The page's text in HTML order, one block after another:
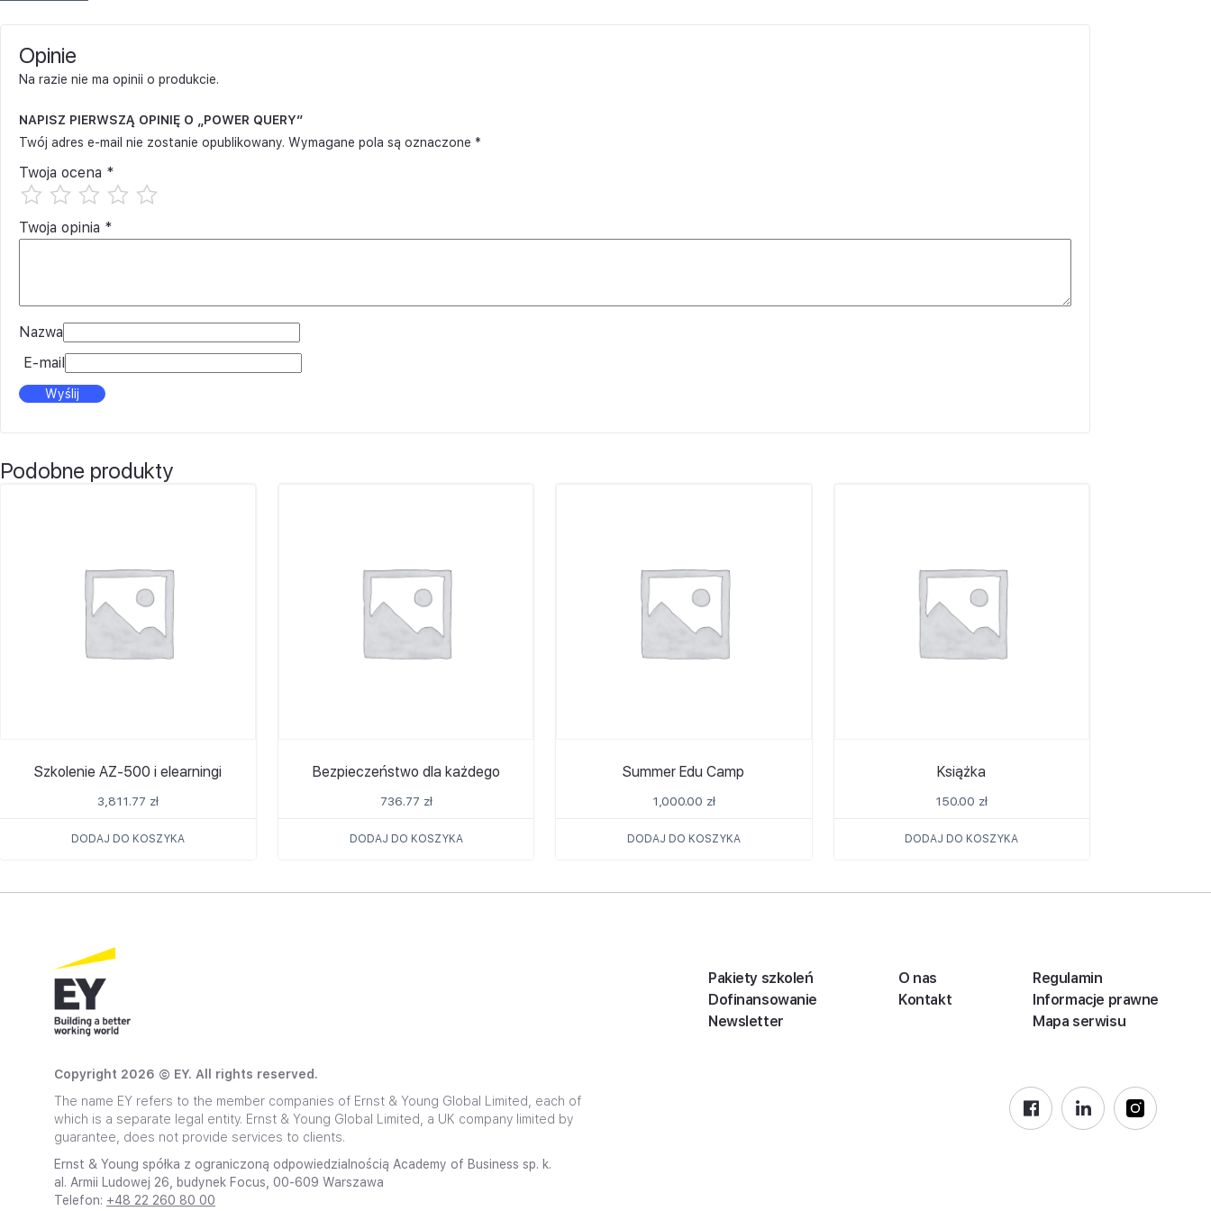
Opinie
Na razie nie ma opinii o produkcie.
NAPISZ PIERWSZĄ OPINIĘ O „POWER QUERY”
Twój adres e-mail nie zostanie opublikowany. Wymagane pola są oznaczone *
Twoja ocena *
Twoja opinia *
Nazwa
E-mail
Podobne produkty
Szkolenie AZ-500 i elearningi
3,811.77 zł
DODAJ DO KOSZYKA
Bezpieczeństwo dla każdego
736.77 zł
DODAJ DO KOSZYKA
Summer Edu Camp
1,000.00 zł
DODAJ DO KOSZYKA
Książka
150.00 zł
DODAJ DO KOSZYKA
Pakiety szkoleń
Dofinansowanie
Newsletter
O nas
Kontakt
Regulamin
Informacje prawne
Mapa serwisu
Copyright 2026 © EY. All rights reserved.
The name EY refers to the member companies of Ernst & Young Global Limited, each of
which is a separate legal entity. Ernst & Young Global Limited, a UK company limited by
guarantee, does not provide services to clients.
Ernst & Young spółka z ograniczoną odpowiedzialnością Academy of Business sp. k.
al. Armii Ludowej 26, budynek Focus, 00-609 Warszawa
Telefon: +48 22 260 80 00